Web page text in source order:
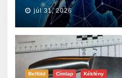
júl 31, 2026
Belföld Címlap Kékfény